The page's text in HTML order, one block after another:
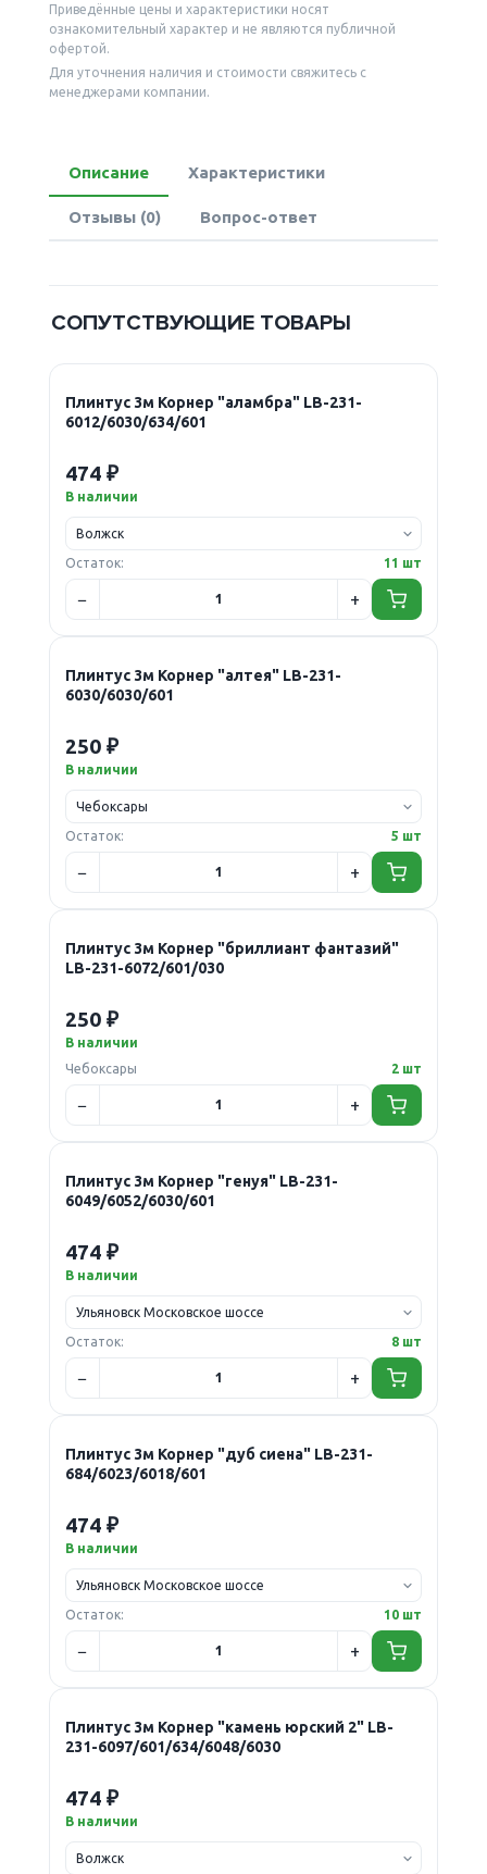
Приведённые цены и характеристики носят
ознакомительный характер и не являются публичной
офертой.
Для уточнения наличия и стоимости свяжитесь с
менеджерами компании.
Описание Характеристики
Отзывы (0) Вопрос-ответ
СОПУТСТВУЮЩИЕ ТОВАРЫ
Плинтус 3м Корнер "аламбра" LB-231-
6012/6030/634/601
474 ₽
В наличии
Остаток: 11 шт
Плинтус 3м Корнер "алтея" LB-231-
6030/6030/601
250 ₽
В наличии
Остаток: 5 шт
Плинтус 3м Корнер "бриллиант фантазий"
LB-231-6072/601/030
250 ₽
В наличии
Чебоксары
2 шт
Плинтус 3м Корнер "генуя" LB-231-
6049/6052/6030/601
474 ₽
В наличии
Остаток: 8 шт
Плинтус 3м Корнер "дуб сиена" LB-231-
684/6023/6018/601
474 ₽
В наличии
Остаток: 10 шт
Плинтус 3м Корнер "камень юрский 2" LB-
231-6097/601/634/6048/6030
474 ₽
В наличии